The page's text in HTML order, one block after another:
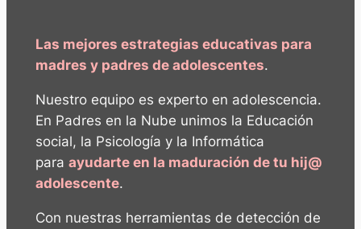
Las mejores estrategias educativas para
madres y padres de adolescentes.
Nuestro equipo es experto en adolescencia.
En Padres en la Nube unimos la Educación
social, la Psicología y la Informática
para ayudarte en la maduración de tu hij@
adolescente.
Con nuestras herramientas de detección de